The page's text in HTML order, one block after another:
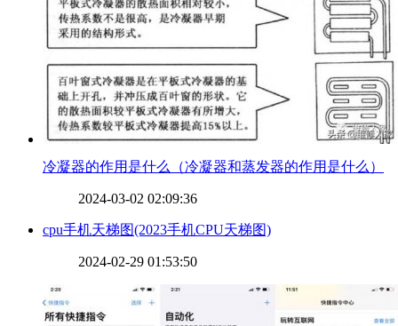
​冷凝器的作用是什么（冷凝器和蒸发器的作用是什么）
2024-03-02 02:09:36
​cpu手机天梯图(2023手机CPU天梯图)
2024-02-29 01:53:50